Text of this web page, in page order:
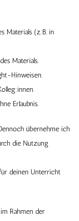
Materials (z. B. in
Materials.
Hinweisen.
Erlaubnis.
übernehme ich
die Nutzung
deinen Unterricht
Rahmen der